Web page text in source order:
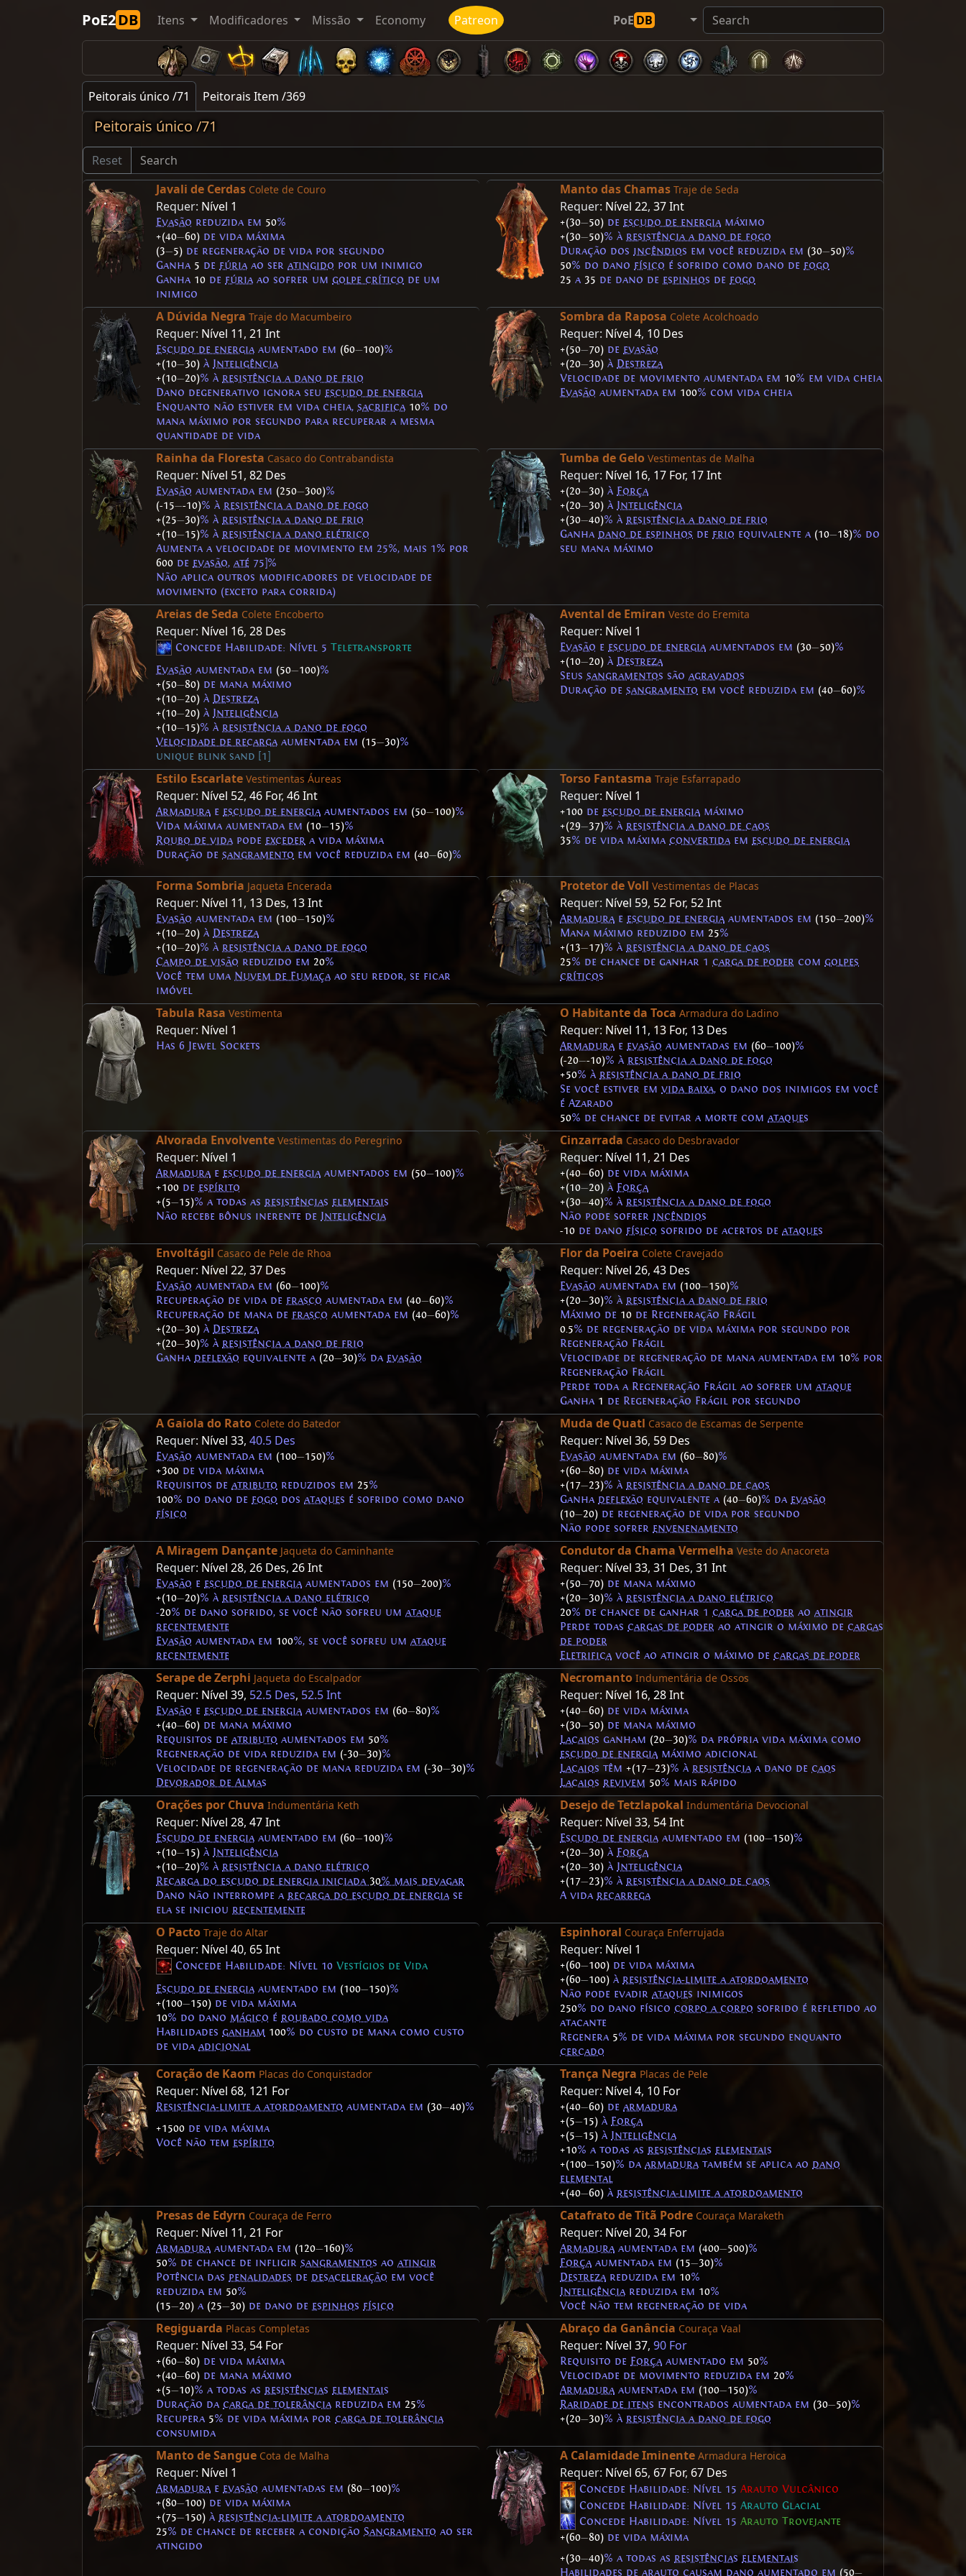
PoE2DB Itens Modificadores Missão Economy Patreon PoEDB
Peitorais único /71 Peitorais Item /369
Peitorais único /71
Reset
Javali de Cerdas Colete de Couro
Requer: Nível 1
Evasão reduzida em 50%
+(40—60) de vida máxima
(3—5) de regeneração de vida por segundo
Ganha 5 de fúria ao ser atingido por um inimigo
Ganha 10 de fúria ao sofrer um golpe crítico de um
inimigo
Manto das Chamas Traje de Seda
Requer: Nível 22, 37 Int
+(30—50) de escudo de energia máximo
+(30—50)% à resistência a dano de fogo
Duração dos incêndios em você reduzida em (30—50)%
50% do dano físico é sofrido como dano de fogo
25 a 35 de dano de espinhos de fogo
A Dúvida Negra Traje do Macumbeiro
Requer: Nível 11, 21 Int
Escudo de energia aumentado em (60—100)%
+(10—30) à Inteligência
+(10—20)% à resistência a dano de frio
Dano degenerativo ignora seu escudo de energia
Enquanto não estiver em vida cheia, sacrifica 10% do
mana máximo por segundo para recuperar a mesma
quantidade de vida
Sombra da Raposa Colete Acolchoado
Requer: Nível 4, 10 Des
+(50—70) de evasão
+(20—30) à Destreza
Velocidade de movimento aumentada em 10% em vida cheia
Evasão aumentada em 100% com vida cheia
Rainha da Floresta Casaco do Contrabandista
Requer: Nível 51, 82 Des
Evasão aumentada em (250—300)%
(-15—-10)% à resistência a dano de fogo
+(25—30)% à resistência a dano de frio
+(10—15)% à resistência a dano elétrico
Aumenta a velocidade de movimento em 25%, mais 1% por
600 de evasão, até 75]%
Não aplica outros modificadores de velocidade de
movimento (exceto para corrida)
Tumba de Gelo Vestimentas de Malha
Requer: Nível 16, 17 For, 17 Int
+(20—30) à Força
+(20—30) à Inteligência
+(30—40)% à resistência a dano de frio
Ganha dano de espinhos de frio equivalente a (10—18)% do
seu mana máximo
Areias de Seda Colete Encoberto
Requer: Nível 16, 28 Des
Concede Habilidade: Nível 5Teletransporte
Evasão aumentada em (50—100)%
+(50—80) de mana máximo
+(10—20) à Destreza
+(10—20) à Inteligência
+(10—15)% à resistência a dano de fogo
Velocidade de recarga aumentada em (15—30)%
unique blink sand [1]
Avental de Emiran Veste do Eremita
Requer: Nível 1
Evasão e escudo de energia aumentados em (30—50)%
+(10—20) à Destreza
Seus sangramentos são agravados
Duração de sangramento em você reduzida em (40—60)%
Estilo Escarlate Vestimentas Áureas
Requer: Nível 52, 46 For, 46 Int
Armadura e escudo de energia aumentados em (50—100)%
Vida máxima aumentada em (10—15)%
Roubo de vida pode exceder a vida máxima
Duração de sangramento em você reduzida em (40—60)%
Torso Fantasma Traje Esfarrapado
Requer: Nível 1
+100 de escudo de energia máximo
+(29—37)% à resistência a dano de caos
35% de vida máxima convertida em escudo de energia
Forma Sombria Jaqueta Encerada
Requer: Nível 11, 13 Des, 13 Int
Evasão aumentada em (100—150)%
+(10—20) à Destreza
+(10—20)% à resistência a dano de fogo
Campo de visão reduzido em 20%
Você tem uma Nuvem de Fumaça ao seu redor, se ficar
imóvel
Protetor de Voll Vestimentas de Placas
Requer: Nível 59, 52 For, 52 Int
Armadura e escudo de energia aumentados em (150—200)%
Mana máximo reduzido em 25%
+(13—17)% à resistência a dano de caos
25% de chance de ganhar 1 carga de poder com golpes
críticos
Tabula Rasa Vestimenta
Requer: Nível 1
Has 6 Jewel Sockets
O Habitante da Toca Armadura do Ladino
Requer: Nível 11, 13 For, 13 Des
Armadura e evasão aumentadas em (60—100)%
(-20—-10)% à resistência a dano de fogo
+50% à resistência a dano de frio
Se você estiver em vida baixa, o dano dos inimigos em você
é Azarado
50% de chance de evitar a morte com ataques
Alvorada Envolvente Vestimentas do Peregrino
Requer: Nível 1
Armadura e escudo de energia aumentados em (50—100)%
+100 de espírito
+(5—15)% a todas as resistências elementais
Não recebe bônus inerente de Inteligência
Cinzarrada Casaco do Desbravador
Requer: Nível 11, 21 Des
+(40—60) de vida máxima
+(10—20) à Força
+(30—40)% à resistência a dano de fogo
Não pode sofrer incêndios
-10 de dano físico sofrido de acertos de ataques
Envoltágil Casaco de Pele de Rhoa
Requer: Nível 22, 37 Des
Evasão aumentada em (60—100)%
Recuperação de vida de frasco aumentada em (40—60)%
Recuperação de mana de frasco aumentada em (40—60)%
+(20—30) à Destreza
+(20—30)% à resistência a dano de frio
Ganha deflexão equivalente a (20—30)% da evasão
Flor da Poeira Colete Cravejado
Requer: Nível 26, 43 Des
Evasão aumentada em (100—150)%
+(20—30)% à resistência a dano de frio
Máximo de 10 de Regeneração Frágil
0.5% de regeneração de vida máxima por segundo por
Regeneração Frágil
Velocidade de regeneração de mana aumentada em 10% por
Regeneração Frágil
Perde toda a Regeneração Frágil ao sofrer um ataque
Ganha 1 de Regeneração Frágil por segundo
A Gaiola do Rato Colete do Batedor
Requer: Nível 33, 40.5 Des
Evasão aumentada em (100—150)%
+300 de vida máxima
Requisitos de atributo reduzidos em 25%
100% do dano de fogo dos ataques é sofrido como dano
físico
Muda de Quatl Casaco de Escamas de Serpente
Requer: Nível 36, 59 Des
Evasão aumentada em (60—80)%
+(60—80) de vida máxima
+(17—23)% à resistência a dano de caos
Ganha deflexão equivalente a (40—60)% da evasão
(10—20) de regeneração de vida por segundo
Não pode sofrer envenenamento
A Miragem Dançante Jaqueta do Caminhante
Requer: Nível 28, 26 Des, 26 Int
Evasão e escudo de energia aumentados em (150—200)%
+(10—20)% à resistência a dano elétrico
ㅤ-20% de dano sofrido, se você não sofreu um ataque
recentemente
Evasão aumentada em 100%, se você sofreu um ataque
recentemente
Condutor da Chama Vermelha Veste do Anacoreta
Requer: Nível 33, 31 Des, 31 Int
+(50—70) de mana máximo
+(20—30)% à resistência a dano elétrico
20% de chance de ganhar 1 carga de poder ao atingir
Perde todas cargas de poder ao atingir o máximo de cargas
de poder
Eletrifica você ao atingir o máximo de cargas de poder
Serape de Zerphi Jaqueta do Escalpador
Requer: Nível 39, 52.5 Des, 52.5 Int
Evasão e escudo de energia aumentados em (60—80)%
+(40—60) de mana máximo
Requisitos de atributo aumentados em 50%
Regeneração de vida reduzida em (-30—30)%
Velocidade de regeneração de mana reduzida em (-30—30)%
Devorador de Almas
Necromanto Indumentária de Ossos
Requer: Nível 16, 28 Int
+(40—60) de vida máxima
+(30—50) de mana máximo
Lacaios ganham (20—30)% da própria vida máxima como
escudo de energia máximo adicional
Lacaios têm +(17—23)% à resistência a dano de caos
Lacaios revivem 50% mais rápido
Orações por Chuva Indumentária Keth
Requer: Nível 28, 47 Int
Escudo de energia aumentado em (60—100)%
+(10—15) à Inteligência
+(10—20)% à resistência a dano elétrico
Recarga do escudo de energia iniciada 30% mais devagar
Dano não interrompe a recarga do escudo de energia se
ela se iniciou recentemente
Desejo de Tetzlapokal Indumentária Devocional
Requer: Nível 33, 54 Int
Escudo de energia aumentado em (100—150)%
+(20—30) à Força
+(20—30) à Inteligência
+(17—23)% à resistência a dano de caos
A vida recarrega
O Pacto Traje do Altar
Requer: Nível 40, 65 Int
Concede Habilidade: Nível 10Vestígios de Vida
Escudo de energia aumentado em (100—150)%
+(100—150) de vida máxima
10% do dano mágico é roubado como vida
Habilidades ganham 100% do custo de mana como custo
de vida adicional
Espinhoral Couraça Enferrujada
Requer: Nível 1
+(60—100) de vida máxima
+(60—100) à resistência-limite a atordoamento
Não pode evadir ataques inimigos
250% do dano físico corpo a corpo sofrido é refletido ao
atacante
Regenera 5% de vida máxima por segundo enquanto
cercado
Coração de Kaom Placas do Conquistador
Requer: Nível 68, 121 For
Resistência-limite a atordoamento aumentada em (30—40)%
+1500 de vida máxima
Você não tem espírito
Trança Negra Placas de Pele
Requer: Nível 4, 10 For
+(40—60) de armadura
+(5—15) à Força
+(5—15) à Inteligência
+10% a todas as resistências elementais
+(100—150)% da armadura também se aplica ao dano
elemental
+(40—60) à resistência-limite a atordoamento
Presas de Edyrn Couraça de Ferro
Requer: Nível 11, 21 For
Armadura aumentada em (120—160)%
50% de chance de infligir sangramentos ao atingir
Potência das penalidades de desaceleração em você
reduzida em 50%
(15—20) a (25—30) de dano de espinhos físico
Catafrato de Titã Podre Couraça Maraketh
Requer: Nível 20, 34 For
Armadura aumentada em (400—500)%
Força aumentada em (15—30)%
Destreza reduzida em 10%
Inteligência reduzida em 10%
Você não tem regeneração de vida
Regiguarda Placas Completas
Requer: Nível 33, 54 For
+(60—80) de vida máxima
+(40—60) de mana máximo
+(5—10)% a todas as resistências elementais
Duração da carga de tolerância reduzida em 25%
Recupera 5% de vida máxima por carga de tolerância
consumida
Abraço da Ganância Couraça Vaal
Requer: Nível 37, 90 For
Requisito de Força aumentado em 50%
Velocidade de movimento reduzida em 20%
Armadura aumentada em (100—150)%
Raridade de itens encontrados aumentada em (30—50)%
+(20—30)% à resistência a dano de fogo
Manto de Sangue Cota de Malha
Requer: Nível 1
Armadura e evasão aumentadas em (80—100)%
+(80—100) de vida máxima
+(75—150) à resistência-limite a atordoamento
25% de chance de receber a condição Sangramento ao ser
atingido
A Calamidade Iminente Armadura Heroica
Requer: Nível 65, 67 For, 67 Des
Concede Habilidade: Nível 15Arauto Vulcânico
Concede Habilidade: Nível 15Arauto Glacial
Concede Habilidade: Nível 15Arauto Trovejante
+(60—80) de vida máxima
+(30—40)% a todas as resistências elementais
Habilidades de arauto causam dano aumentado em (50—